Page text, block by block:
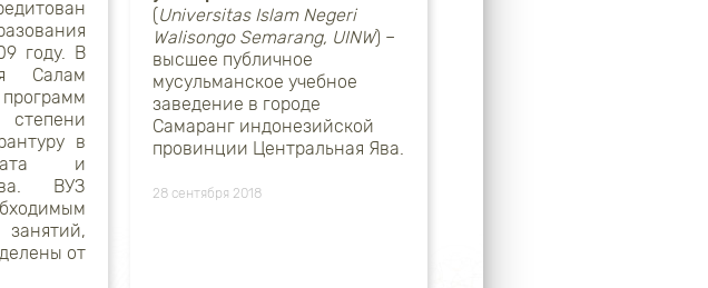
году. В
Салам
в
и
ВУЗ
от
(Universitas Islam Negeri
Walisongo Semarang, UINW) –
высшее публичное
мусульманское учебное
заведение в городе
Самаранг индонезийской
провинции Центральная Ява.
28 сентября 2018